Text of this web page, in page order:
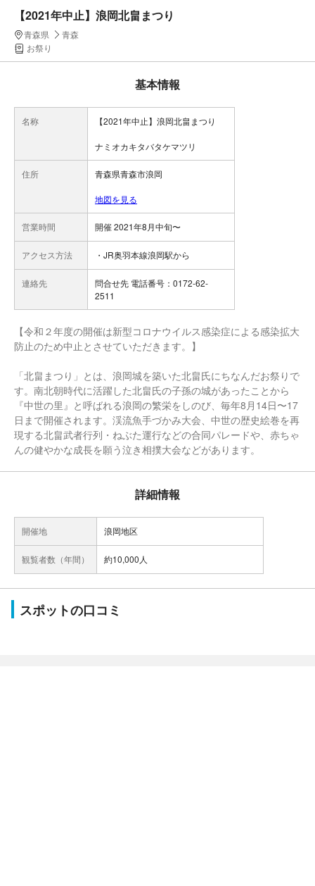
【2021年中止】浪岡北畠まつり
青森県
青森
お祭り
基本情報
名称 【2021年中止】浪岡北畠まつり
ナミオカキタバタケマツリ
住所 青森県青森市浪岡
地図を見る
営業時間 開催 2021年8月中旬〜
アクセス方法 ・JR奥羽本線浪岡駅から
連絡先
問合せ先 電話番号：0172-62-
2511
【令和２年度の開催は新型コロナウイルス感染症による感染拡大
防止のため中止とさせていただきます。】
「北畠まつり」とは、浪岡城を築いた北畠氏にちなんだお祭りで
す。南北朝時代に活躍した北畠氏の子孫の城があったことから
『中世の里』と呼ばれる浪岡の繁栄をしのび、毎年8月14日〜17
日まで開催されます。渓流魚手づかみ大会、中世の歴史絵巻を再
現する北畠武者行列・ねぶた運行などの合同パレードや、赤ちゃ
んの健やかな成長を願う泣き相撲大会などがあります。
詳細情報
開催地 浪岡地区
観覧者数（年間） 約10,000人
スポットの口コミ